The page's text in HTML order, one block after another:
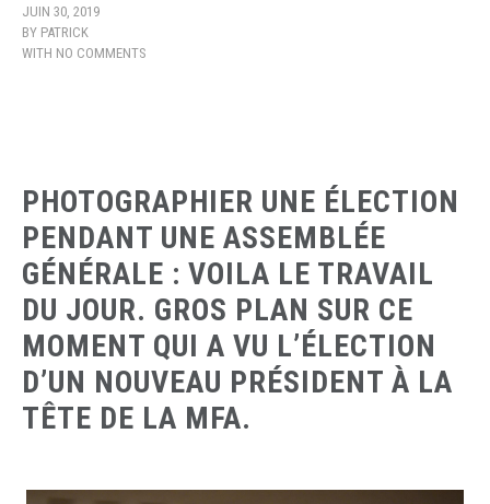
JUIN 30, 2019
BY PATRICK
WITH NO COMMENTS
PHOTOGRAPHIER UNE ÉLECTION
PENDANT UNE ASSEMBLÉE
GÉNÉRALE : VOILA LE TRAVAIL
DU JOUR. GROS PLAN SUR CE
MOMENT QUI A VU L’ÉLECTION
D’UN NOUVEAU PRÉSIDENT À LA
TÊTE DE LA MFA.